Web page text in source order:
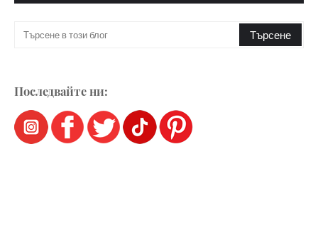
Последвайте ни: